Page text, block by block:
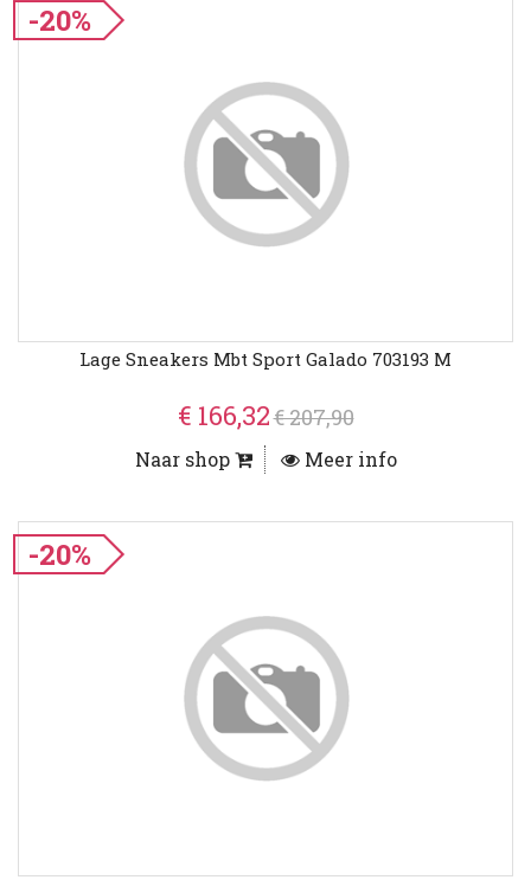
-20%
Lage Sneakers Mbt Sport Galado 703193 M
€ 166,32€ 207,90
Naar shop Meer info
-20%